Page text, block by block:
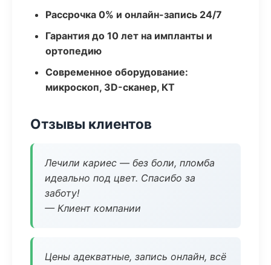
Рассрочка 0% и онлайн-запись 24/7
Гарантия до 10 лет на импланты и
ортопедию
Современное оборудование:
микроскоп, 3D-сканер, КТ
Отзывы клиентов
Лечили кариес — без боли, пломба
идеально под цвет. Спасибо за
заботу!
— Клиент компании
Цены адекватные, запись онлайн, всё